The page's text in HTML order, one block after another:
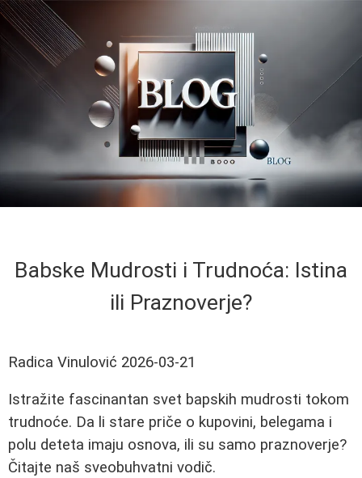
Babske Mudrosti i Trudnoća: Istina
ili Praznoverje?
Radica Vinulović 2026-03-21
Istražite fascinantan svet bapskih mudrosti tokom
trudnoće. Da li stare priče o kupovini, belegama i
polu deteta imaju osnova, ili su samo praznoverje?
Čitajte naš sveobuhvatni vodič.